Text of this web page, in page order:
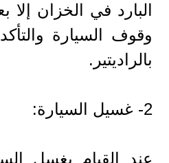
البارد في الخزان
وقوف السيارة
بالراديتير.
2- غسيل السيارة:
عند القيام بغسل